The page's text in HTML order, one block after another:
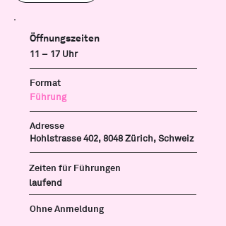
Öffnungszeiten
11 – 17 Uhr
Format
Führung
Adresse
Hohlstrasse 402, 8048 Zürich, Schweiz
Zeiten für Führungen
laufend
Ohne Anmeldung